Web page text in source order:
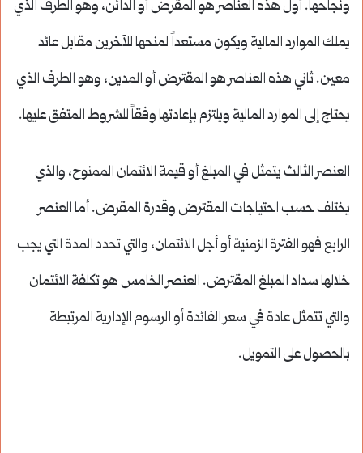
ونجاحها. أول هذه العناصر هو المقرض أو الدائن، وهو الطرف الذي
يملك الموارد المالية ويكون مستعداً لمنحها للآخرين مقابل عائد
معين. ثاني هذه العناصر هو المقترض أو المدين، وهو الطرف الذي
يحتاج إلى الموارد المالية ويلتزم بإعادتها وفقاً للشروط المتفق عليها.
العنصر الثالث يتمثل في المبلغ أو قيمة الائتمان الممنوح، والذي
يختلف حسب احتياجات المقترض وقدرة المقرض. أما العنصر
الرابع فهو الفترة الزمنية أو أجل الائتمان، والتي تحدد المدة التي يجب
خلالها سداد المبلغ المقترض. العنصر الخامس هو تكلفة الائتمان
والتي تتمثل عادة في سعر الفائدة أو الرسوم الإدارية المرتبطة
بالحصول على التمويل.